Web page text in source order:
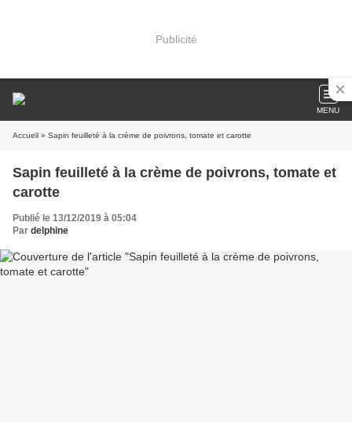
Publicité
MENU
Accueil » Sapin feuilleté à la crème de poivrons, tomate et carotte
Sapin feuilleté à la crème de poivrons, tomate et
carotte
Publié le 13/12/2019 à 05:04
Par delphine